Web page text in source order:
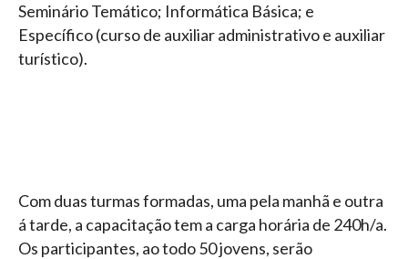
Seminário Temático; Informática Básica; e
Específico (curso de auxiliar administrativo e auxiliar
turístico).
Com duas turmas formadas, uma pela manhã e outra
á tarde, a capacitação tem a carga horária de 240h/a.
Os participantes, ao todo 50 jovens, serão